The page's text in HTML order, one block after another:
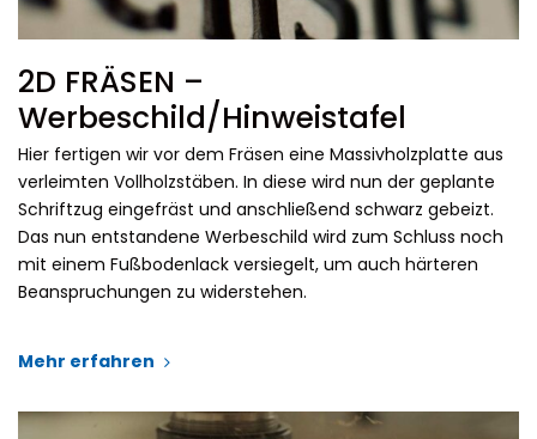
2D FRÄSEN –
Werbeschild/Hinweistafel
Hier fertigen wir vor dem Fräsen eine Massivholzplatte aus
verleimten Vollholzstäben. In diese wird nun der geplante
Schriftzug eingefräst und anschließend schwarz gebeizt.
Das nun entstandene Werbeschild wird zum Schluss noch
mit einem Fußbodenlack versiegelt, um auch härteren
Beanspruchungen zu widerstehen.
Mehr erfahren